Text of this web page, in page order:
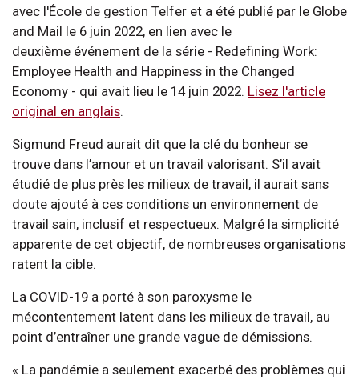
avec l'École de gestion Telfer et a été publié par le Globe
and Mail le 6 juin 2022, en lien avec le
deuxième événement de la série - Redefining Work:
Employee Health and Happiness in the Changed
Economy - qui avait lieu le 14 juin 2022. Lisez l'article
original en anglais.
Sigmund Freud aurait dit que la clé du bonheur se
trouve dans l’amour et un travail valorisant. S’il avait
étudié de plus près les milieux de travail, il aurait sans
doute ajouté à ces conditions un environnement de
travail sain, inclusif et respectueux. Malgré la simplicité
apparente de cet objectif, de nombreuses organisations
ratent la cible.
La COVID-19 a porté à son paroxysme le
mécontentement latent dans les milieux de travail, au
point d’entraîner une grande vague de démissions.
« La pandémie a seulement exacerbé des problèmes qui